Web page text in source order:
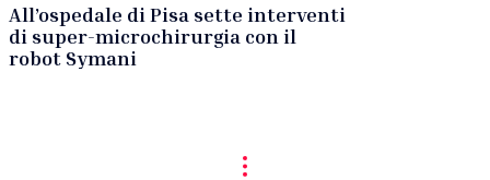
All’ospedale di Pisa sette interventi
di super-microchirurgia con il
robot Symani